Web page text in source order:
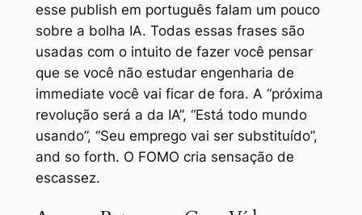
esse publish em português falam um pouco
sobre a bolha IA. Todas essas frases são
usadas com o intuito de fazer você pensar
que se você não estudar engenharia de
immediate você vai ficar de fora. A “próxima
revolução será a da IA”, “Está todo mundo
usando”, “Seu emprego vai ser substituído”,
and so forth. O FOMO cria sensação de
escassez.